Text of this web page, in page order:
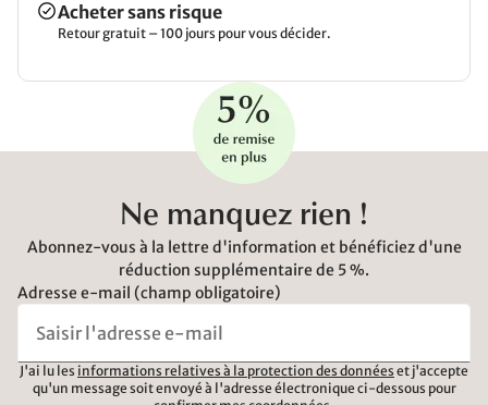
Acheter sans risque
Retour gratuit – 100 jours pour vous décider.
Ne manquez rien !
Abonnez-vous à la lettre d'information et bénéficiez d'une
réduction supplémentaire de 5 %.
Adresse e-mail (champ obligatoire)
J'ai lu les informations relatives à la protection des données et j'accepte
qu'un message soit envoyé à l'adresse électronique ci-dessous pour